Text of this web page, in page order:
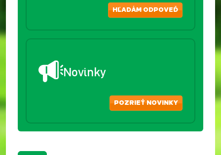
HĽADÁM ODPOVEĎ
Novinky
POZRIEŤ NOVINKY